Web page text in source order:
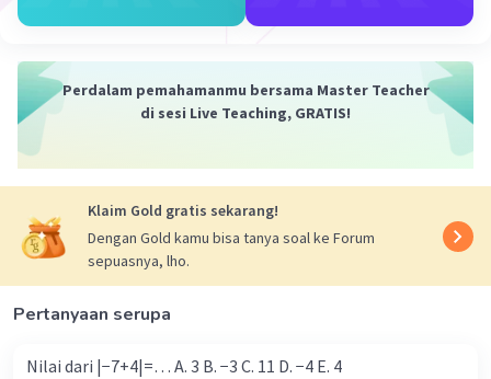
Perdalam pemahamanmu bersama Master Teacher
di sesi Live Teaching, GRATIS!
Klaim Gold gratis sekarang!
Dengan Gold kamu bisa tanya soal ke Forum
sepuasnya, lho.
Pertanyaan serupa
Nilai dari |−7+4|=… A. 3 B. −3 C. 11 D. −4 E. 4